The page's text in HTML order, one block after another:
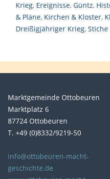
Krieg, Ereignisse, Güntz,
& Pläne, Kirchen & Kloster,
Dreißigjähriger Krieg, Stiche
Marktgemeinde Ottobeuren
Marktplatz 6
87724 Ottobeuren
T. +49 (0)8332/9219-50
info@ottobeuren-macht-
geschichte.de